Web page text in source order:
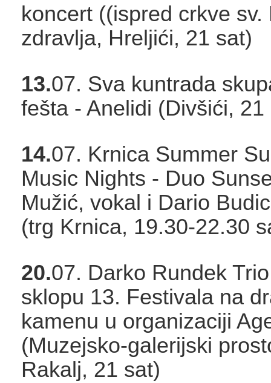
koncert ((ispred crkve sv.
zdravlja, Hreljići, 21 sat)
13.07. Sva kuntrada
fešta - Anelidi (Divšići, 21
14.07. Krnica Summer
Music Nights - Duo
Mužić, vokal i Dario
(trg Krnica, 19.30-22.30
20.07. Darko Rundek
sklopu 13. Festivala na
kamenu u organizaciji
(Muzejsko-galerijski
Rakalj, 21 sat)